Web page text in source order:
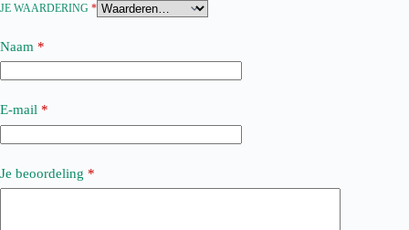
JE WAARDERING *
Naam *
E-mail *
Je beoordeling *